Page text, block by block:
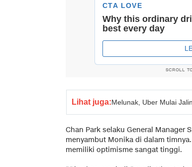
SCROLL
Lihat juga:Melunak, Uber Mulai
Chan Park selaku General Manager
menyambut Monika di dalam
memiliki optimisme sangat tinggi.